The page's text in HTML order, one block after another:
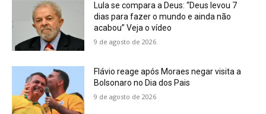
Lula se compara a Deus: “Deus levou 7
dias para fazer o mundo e ainda não
acabou” Veja o vídeo
9 de agosto de 2026
Flávio reage após Moraes negar visita a
Bolsonaro no Dia dos Pais
9 de agosto de 2026